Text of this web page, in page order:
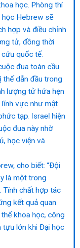
học. Phòng thí
học Hebrew sẽ
hợp và điều chỉnh
tử, đồng thời
quốc tế.
đua toàn cầu
thế dẫn đầu trong
lượng tử hứa hẹn
vực như mật
tạp. Israel hiện
đua này nhờ
học viện và
cho biết: “Đội
là một trong
Tính chất hợp tác
kết quả quan
khoa học, công
tựu lớn khi Đại học